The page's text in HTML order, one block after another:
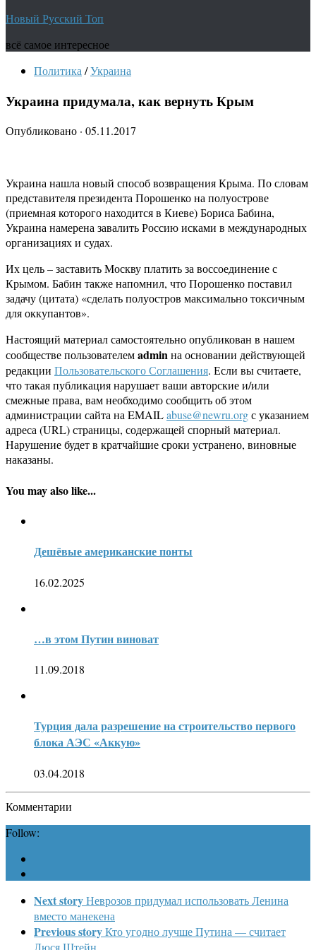
Новый Русский Топ
всё самое интересное
Политика /Украина
Украина придумала, как вернуть Крым
Опубликовано · 05.11.2017
Украина нашла новый способ возвращения Крыма. По словам
представителя президента Порошенко на полуострове
(приемная которого находится в Киеве) Бориса Бабина,
Украина намерена завалить Россию исками в международных
организациях и судах.
Их цель – заставить Москву платить за воссоединение с
Крымом. Бабин также напомнил, что Порошенко поставил
задачу (цитата) «сделать полуостров максимально токсичным
для оккупантов».
Настоящий материал самостоятельно опубликован в нашем
сообществе пользователемadminна основании действующей
редакции Пользовательского Соглашения. Если вы считаете,
что такая публикация нарушает ваши авторские и/или
смежные права, вам необходимо сообщить об этом
администрации сайта на EMAILabuse@newru.orgс указанием
адреса (URL) страницы, содержащей спорный материал.
Нарушение будет в кратчайшие сроки устранено, виновные
наказаны.
You may also like...
Дешёвые американские понты
16.02.2025
…в этом Путин виноват
11.09.2018
Турция дала разрешение на строительство первого
блока АЭС «Аккую»
03.04.2018
Комментарии
Follow:
Next storyНеврозов придумал использовать Ленина
вместо манекена
Previous storyКто угодно лучше Путина — считает
Люся Штейн